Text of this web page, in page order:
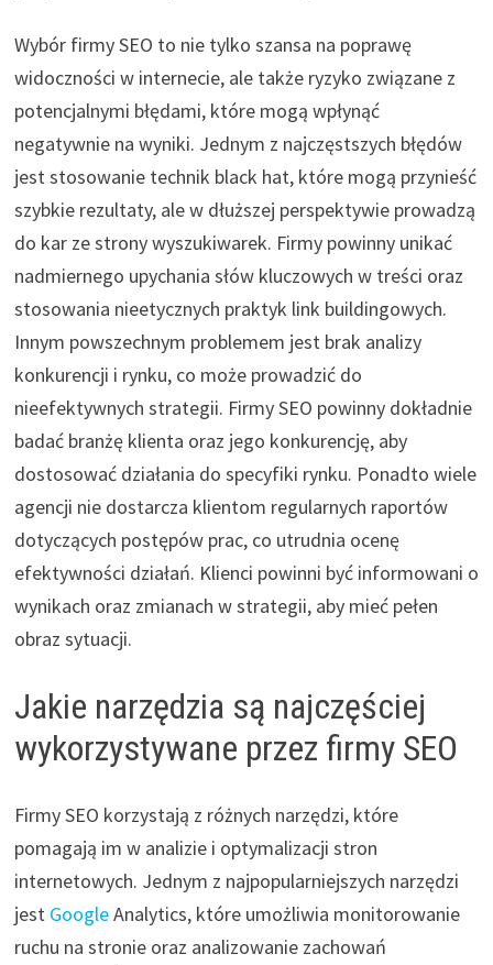
Wybór firmy SEO to nie tylko szansa na poprawę
widoczności w internecie, ale także ryzyko związane z
potencjalnymi błędami, które mogą wpłynąć
negatywnie na wyniki. Jednym z najczęstszych błędów
jest stosowanie technik black hat, które mogą przynieść
szybkie rezultaty, ale w dłuższej perspektywie prowadzą
do kar ze strony wyszukiwarek. Firmy powinny unikać
nadmiernego upychania słów kluczowych w treści oraz
stosowania nieetycznych praktyk link buildingowych.
Innym powszechnym problemem jest brak analizy
konkurencji i rynku, co może prowadzić do
nieefektywnych strategii. Firmy SEO powinny dokładnie
badać branżę klienta oraz jego konkurencję, aby
dostosować działania do specyfiki rynku. Ponadto wiele
agencji nie dostarcza klientom regularnych raportów
dotyczących postępów prac, co utrudnia ocenę
efektywności działań. Klienci powinni być informowani o
wynikach oraz zmianach w strategii, aby mieć pełen
obraz sytuacji.
Jakie narzędzia są najczęściej
wykorzystywane przez firmy SEO
Firmy SEO korzystają z różnych narzędzi, które
pomagają im w analizie i optymalizacji stron
internetowych. Jednym z najpopularniejszych narzędzi
jest GoogleAnalytics, które umożliwia monitorowanie
ruchu na stronie oraz analizowanie zachowań